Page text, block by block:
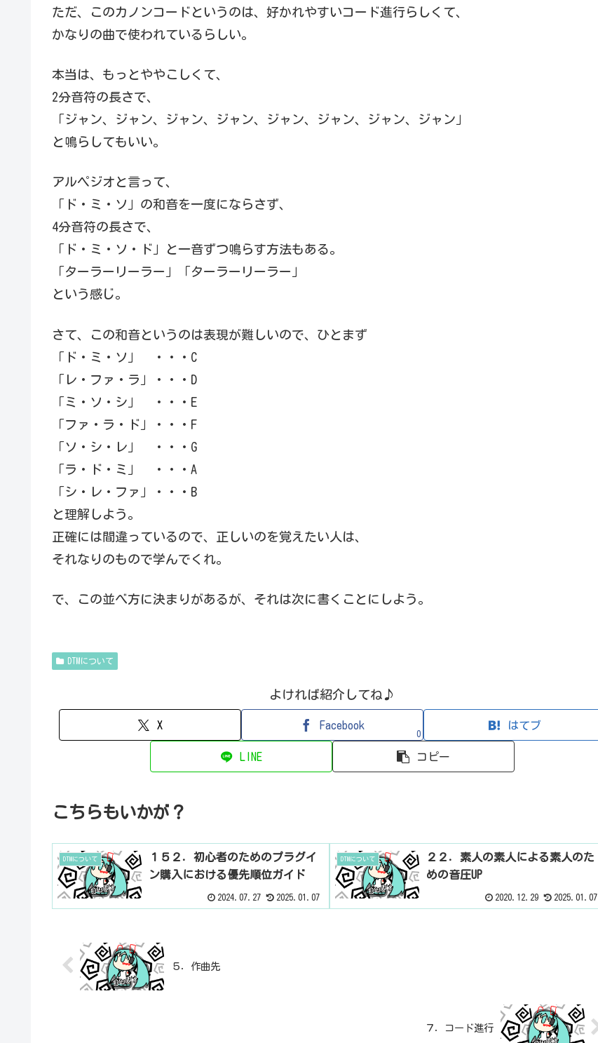
ただ、このカノンコードというのは、好かれやすいコード進行らしくて、
かなりの曲で使われているらしい。
本当は、もっとややこしくて、
2分音符の長さで、
「ジャン、ジャン、ジャン、ジャン、ジャン、ジャン、ジャン、ジャン」
と鳴らしてもいい。
アルペジオと言って、
「ド・ミ・ソ」の和音を一度にならさず、
4分音符の長さで、
「ド・ミ・ソ・ド」と一音ずつ鳴らす方法もある。
「ターラーリーラー」「ターラーリーラー」
という感じ。
さて、この和音というのは表現が難しいので、ひとまず
「ド・ミ・ソ」 ・・・C
「レ・ファ・ラ」・・・D
「ミ・ソ・シ」 ・・・E
「ファ・ラ・ド」・・・F
「ソ・シ・レ」 ・・・G
「ラ・ド・ミ」 ・・・A
「シ・レ・ファ」・・・B
と理解しよう。
正確には間違っているので、正しいのを覚えたい人は、
それなりのもので学んでくれ。
で、この並べ方に決まりがあるが、それは次に書くことにしよう。
DTMについて
よければ紹介してね♪
X Facebook
0
はてブ
LINE コピー
こちらもいかが？
DTMについて
１５２．初心者のためのプラグイ
ン購入における優先順位ガイド
2024.07.27 2025.01.07
DTMについて
２２．素人の素人による素人のた
めの音圧UP
2020.12.29 2025.01.07
５．作曲先
７．コード進行